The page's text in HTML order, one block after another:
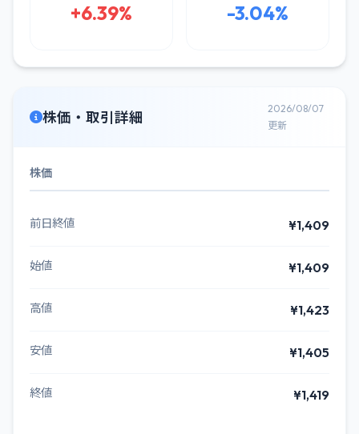
+6.39% -3.04%
株価・取引詳細
2026/08/07
更新
株価
前日終値 ¥1,409
始値 ¥1,409
高値 ¥1,423
安値 ¥1,405
終値 ¥1,419